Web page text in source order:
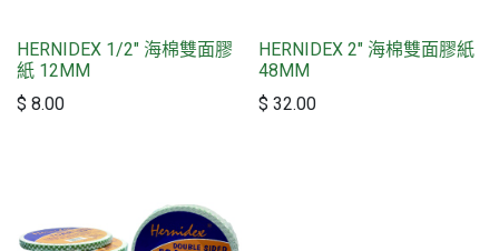
HERNIDEX 1/2" 海棉雙面膠
紙 12MM
$ 8.00
HERNIDEX 2" 海棉雙面膠紙
48MM
$ 32.00